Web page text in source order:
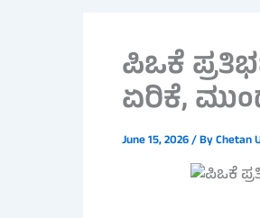
ಪಿಒಕೆ
ಏರಿಕೆ,
June 15, 2026/ ByChetan